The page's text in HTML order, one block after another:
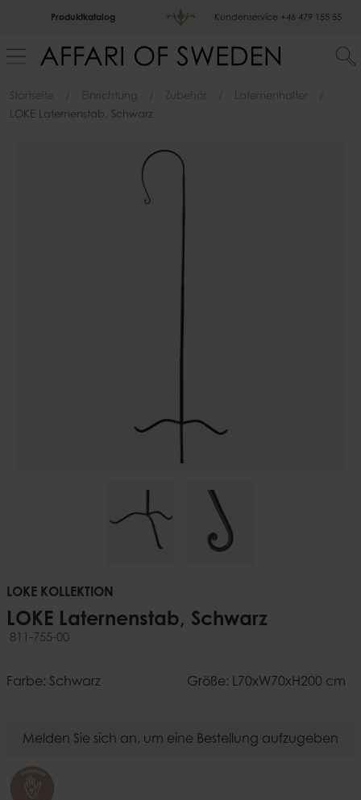
Produktkatalog Kundenservice +46 479 155 55
Startseite Einrichtung Zubehör
Laternenhalter
LOKE Laternenstab, Schwarz
LOKE KOLLEKTION
LOKE Laternenstab, Schwarz
811-755-00
Farbe: Schwarz Größe: L70xW70xH200 cm
Melden Sie sich an, um eine Bestellung aufzugeben